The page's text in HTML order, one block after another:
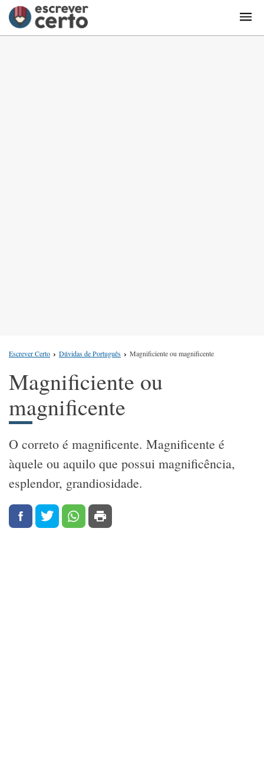
Escrever Certo Dúvidas de Português Magnificiente ou magnificente
Magnificiente ou
magnificente
O correto é magnificente. Magnificente é
àquele ou aquilo que possui magnificência,
esplendor, grandiosidade.